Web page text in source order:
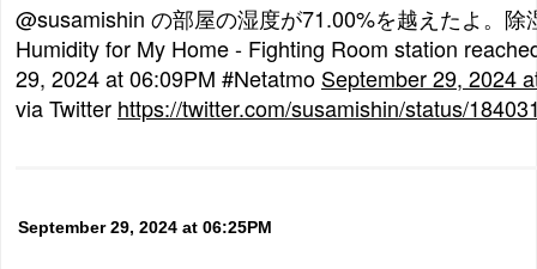
@susamishin の部屋の湿度が71.00%を越えたよ。除
Humidity for My Home - Fighting Room station
29, 2024 at 06:09PM #Netatmo September 29, 2024
via Twitter https://twitter.com/susamishin/status/
September 29, 2024 at 06:25PM